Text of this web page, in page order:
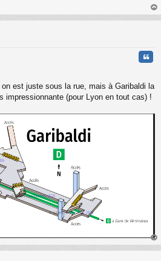
au
est juste sous la rue, mais à Garibaldi la
impressionnante (pour Lyon en tout cas) !
au